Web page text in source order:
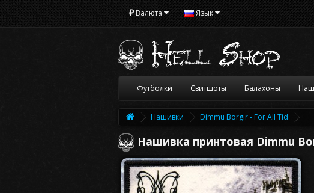
₽Валюта Язык
Футболки Свитшоты Балахоны
Нашивки Dimmu Borgir - For All Tid
Нашивка принтовая Dimmu